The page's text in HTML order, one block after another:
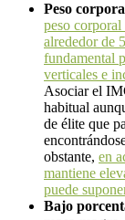
Peso
peso
alrededor de
fundamental
verticales e
Asociar el
habitual
de élite que
obstante, en
mantiene
puede
Bajo